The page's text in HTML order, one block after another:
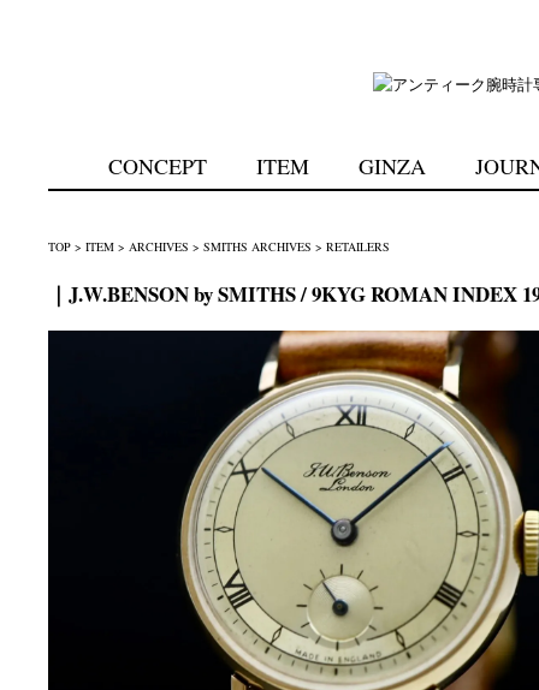
CONCEPT ITEM GINZA
TOP > ITEM > ARCHIVES > SMITHS ARCHIVES > RETAILERS
｜J.W.BENSON by SMITHS / 9KYG ROMAN INDEX